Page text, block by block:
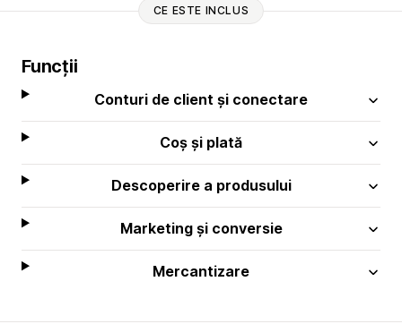
CE ESTE INCLUS
Funcții
Conturi de client și conectare
Coș și plată
Descoperire a produsului
Marketing și conversie
Mercantizare